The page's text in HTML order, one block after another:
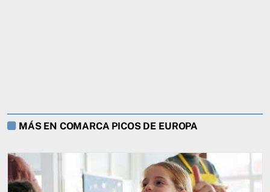
MÁS EN COMARCA PICOS DE EUROPA